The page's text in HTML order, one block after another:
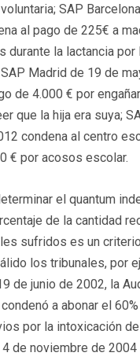
SAP
al pago de 225€ a
durante la lactancia
Madrid de 19 de
de 4.000 € por
que la hija era suya;
condena al centro
€ por acosos escolar.
el quantum
de la cantidad
sufridos es un
los tribunales, por
de junio de 2002, la
a abonar el
por la intoxicación
de noviembre de